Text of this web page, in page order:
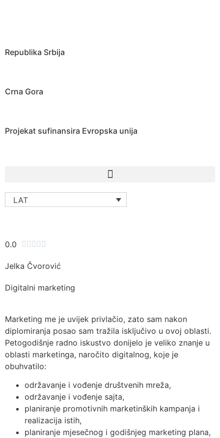
Republika Srbija
Crna Gora
Projekat sufinansira Evropska unija
LAT
0.0     
Jelka Čvorović
Digitalni marketing
Marketing me je uvijek privlačio, zato sam nakon
diplomiranja posao sam tražila isključivo u ovoj oblasti.
Petogodišnje radno iskustvo donijelo je veliko znanje u
oblasti marketinga, naročito digitalnog, koje je
obuhvatilo:
održavanje i vođenje društvenih mreža,
održavanje i vođenje sajta,
planiranje promotivnih marketinških kampanja i
realizacija istih,
planiranje mjesečnog i godišnjeg marketing plana,